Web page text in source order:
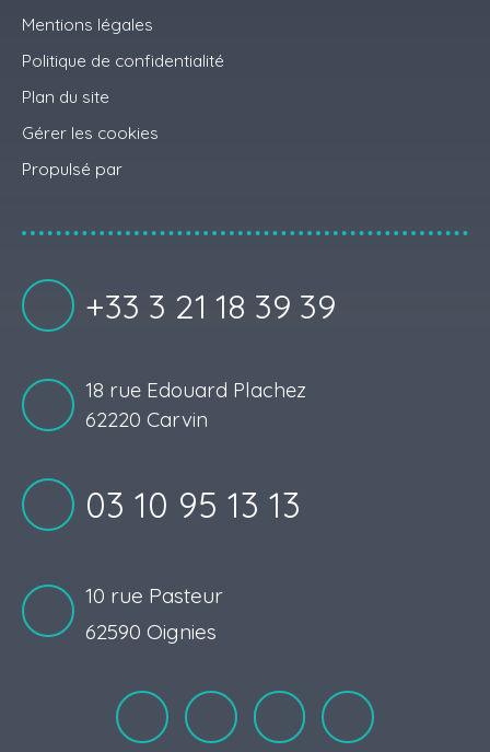
Mentions légales
Politique de confidentialité
Plan du site
Gérer les cookies
Propulsé par
+33 3 21 18 39 39
18 rue Edouard Plachez
62220 Carvin
03 10 95 13 13
10 rue Pasteur
62590 Oignies